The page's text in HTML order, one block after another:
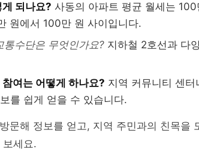
되나요? 사동의 아파트 평균 월세는
원에서 100만 원 사이입니다.
수단은 무엇인가요? 지하철 2호선과 다
여는 어떻게 하나요? 지역 커뮤니티 센
를 쉽게 얻을 수 있습니다.
문해 정보를 얻고, 지역 주민과의 친목을
보세요.